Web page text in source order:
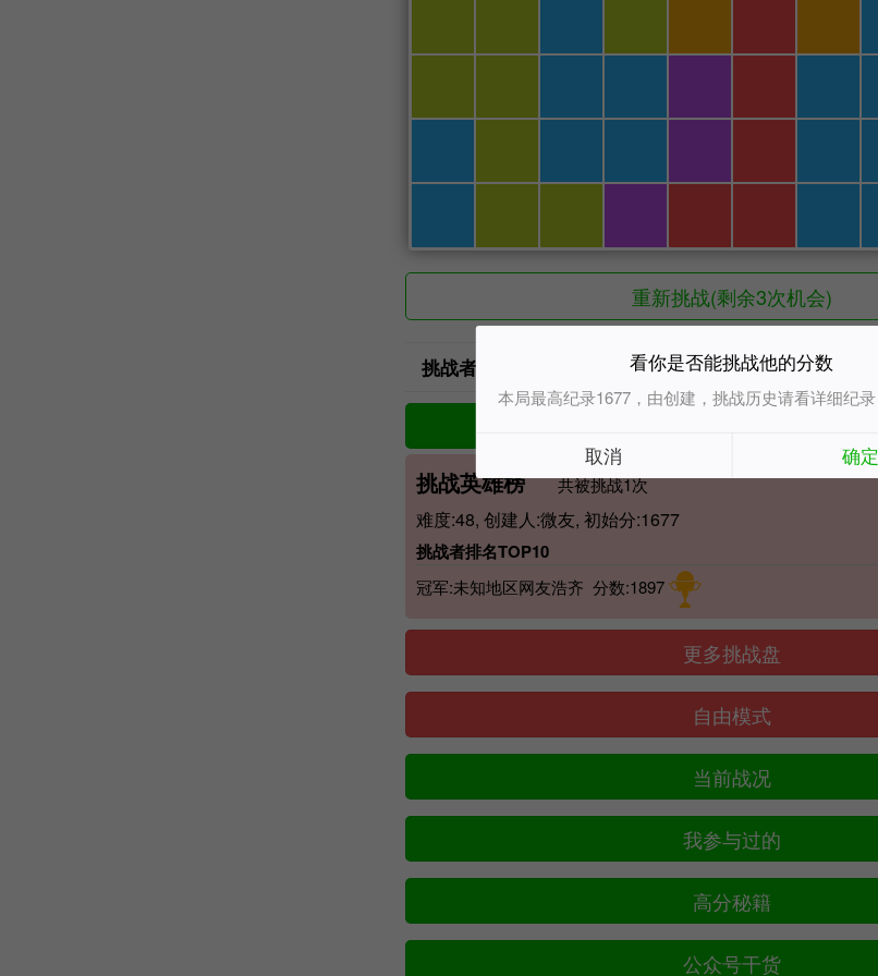
重新挑战(剩余3次机会)
挑战者：
挑战英雄榜 共被挑战1次
难度:48, 创建人:微友, 初始分:1677
挑战者排名TOP10
冠军:未知地区网友浩齐 分数:1897
更多挑战盘
自由模式
当前战况
我参与过的
高分秘籍
公众号干货
看你是否能挑战他的分数
本局最高纪录1677，由创建，挑战历史请看详细纪录
取消 确定